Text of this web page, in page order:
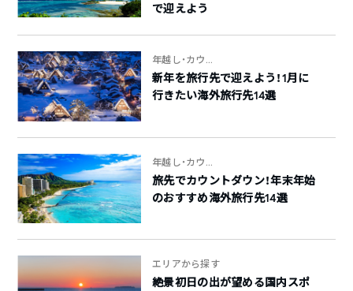
で迎えよう
年越し・カウ...
新年を旅行先で迎えよう！1月に
行きたい海外旅行先14選
年越し・カウ...
旅先でカウントダウン！年末年始
のおすすめ海外旅行先14選
エリアから探す
絶景初日の出が望める国内スポ